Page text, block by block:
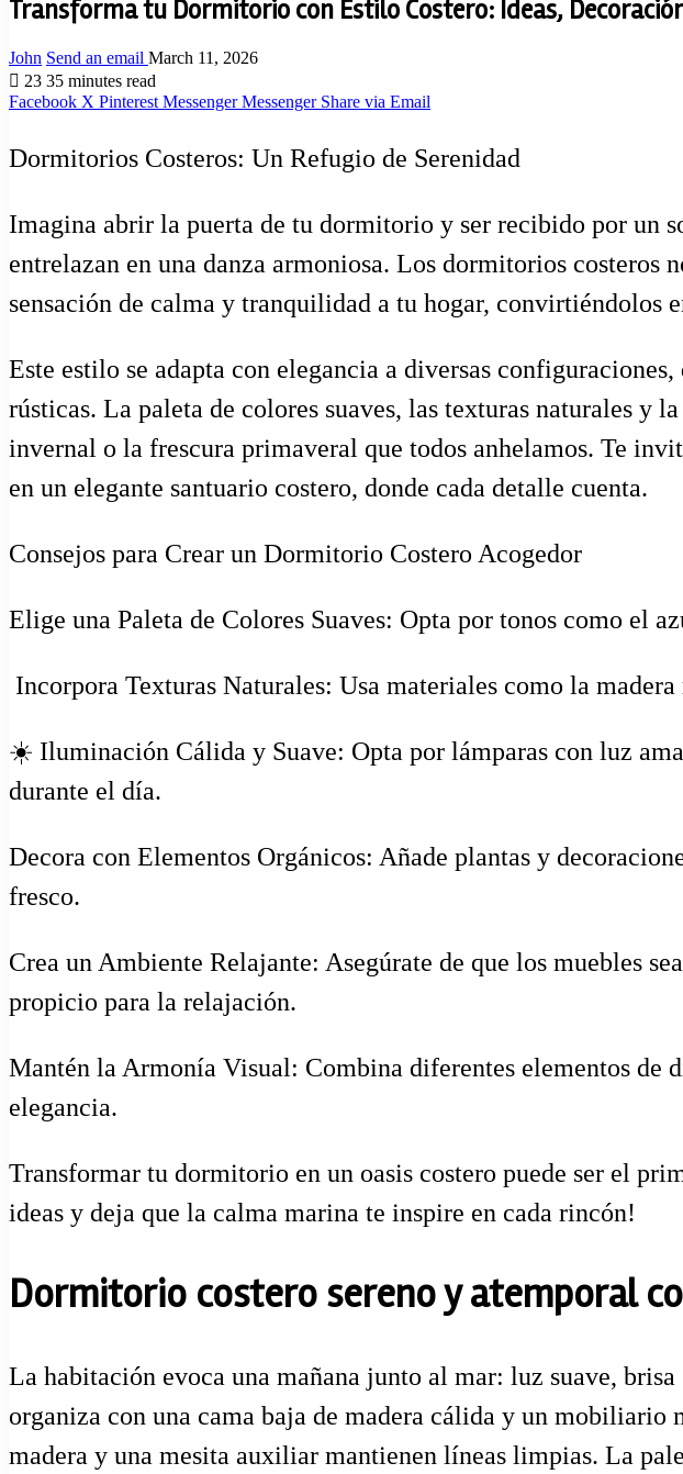
Transforma tu Dormitorio con Estilo Costero: Ideas,
John Send an email March 11, 2026
23 35 minutes read
Facebook X Pinterest Messenger Messenger Share via Email
Dormitorios Costeros: Un Refugio de Serenidad
Imagina abrir la puerta de tu dormitorio y ser recibido por un
entrelazan en una danza armoniosa. Los dormitorios costeros
sensación de calma y tranquilidad a tu hogar, convirtiéndolos
Este estilo se adapta con elegancia a diversas
rústicas. La paleta de colores suaves, las texturas naturales y
invernal o la frescura primaveral que todos anhelamos. Te
en un elegante santuario costero, donde cada detalle cuenta.
Consejos para Crear un Dormitorio Costero Acogedor
Elige una Paleta de Colores Suaves: Opta por tonos como el
Incorpora Texturas Naturales: Usa materiales como la
☀️ Iluminación Cálida y Suave: Opta por lámparas con luz
durante el día.
Decora con Elementos Orgánicos: Añade plantas y
fresco.
Crea un Ambiente Relajante: Asegúrate de que los muebles
propicio para la relajación.
Mantén la Armonía Visual: Combina diferentes elementos de
elegancia.
Transformar tu dormitorio en un oasis costero puede ser el
ideas y deja que la calma marina te inspire en cada rincón!
Dormitorio costero sereno y atemporal
La habitación evoca una mañana junto al mar: luz suave,
organiza con una cama baja de madera cálida y un
madera y una mesita auxiliar mantienen líneas limpias. La